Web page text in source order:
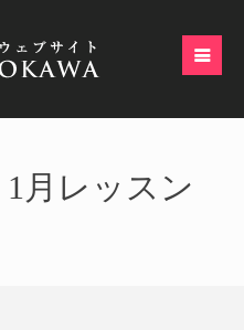
月レッスン